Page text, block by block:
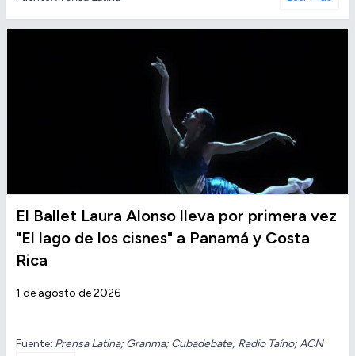
El Ballet Laura Alonso lleva por primera vez
"El lago de los cisnes" a Panamá y Costa
Rica
1 de agosto de 2026
Fuente: Prensa Latina; Granma; Cubadebate; Radio Taíno; ACN